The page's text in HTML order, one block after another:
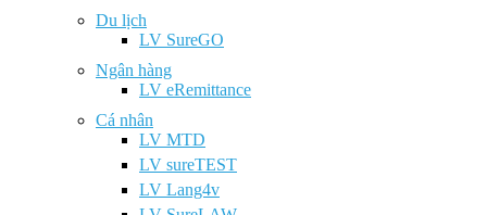
Du lịch
LV SureGO
Ngân hàng
LV eRemittance
Cá nhân
LV MTD
LV sureTEST
LV Lang4v